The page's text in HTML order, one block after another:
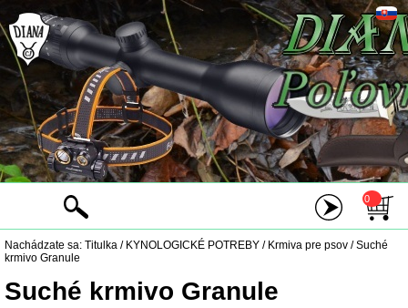
0
Nachádzate sa: Titulka / KYNOLOGICKÉ POTREBY / Krmiva pre psov /Suché
krmivo Granule
Suché krmivo Granule